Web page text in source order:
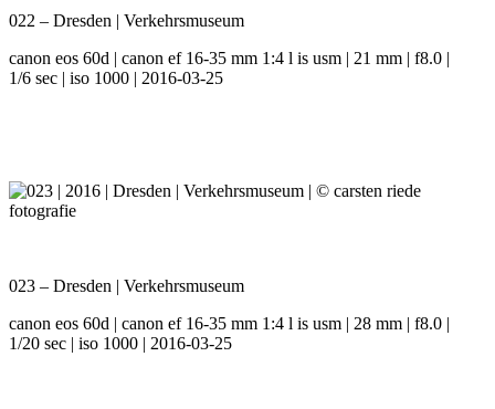
022 – Dresden | Verkehrsmuseum
canon eos 60d | canon ef 16-35 mm 1:4 l is usm | 21 mm | f8.0 |
1/6 sec | iso 1000 | 2016-03-25
023 – Dresden | Verkehrsmuseum
canon eos 60d | canon ef 16-35 mm 1:4 l is usm | 28 mm | f8.0 |
1/20 sec | iso 1000 | 2016-03-25